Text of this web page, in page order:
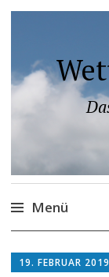
Menü
Inhalt
19. FEBRUAR 2019